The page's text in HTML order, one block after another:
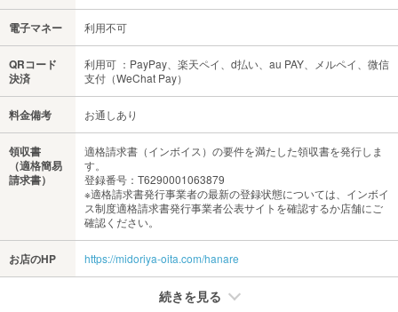
電子マネー 利用不可
QRコード
決済
利用可 ：PayPay、楽天ペイ、d払い、au PAY、メルペイ、微信
支付（WeChat Pay）
料金備考 お通しあり
領収書
（適格簡易
請求書）
適格請求書（インボイス）の要件を満たした領収書を発行しま
す。
登録番号：T6290001063879
※適格請求書発行事業者の最新の登録状態については、インボイ
ス制度適格請求書発行事業者公表サイトを確認するか店舗にご
確認ください。
お店のHP https://midoriya-oita.com/hanare
続きを見る